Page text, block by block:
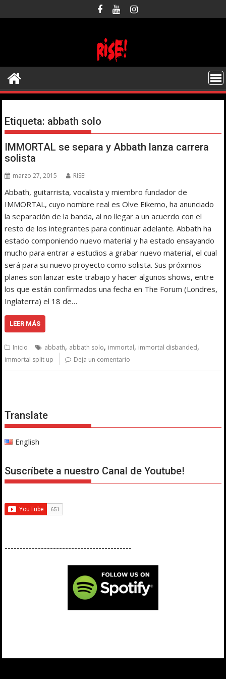
al
Etiqueta: abbath solo
IMMORTAL se separa y Abbath lanza carrera
solista
marzo 27, 2015 RISE!
Abbath, guitarrista, vocalista y miembro fundador de
IMMORTAL, cuyo nombre real es Olve Eikemo, ha anunciado
la separación de la banda, al no llegar a un acuerdo con el
resto de los integrantes para continuar adelante. Abbath ha
estado componiendo nuevo material y ha estado ensayando
mucho para entrar a estudios a grabar nuevo material, el cual
será para su nuevo proyecto como solista. Sus próximos
planes son lanzar este trabajo y hacer algunos shows, entre
los que están confirmados una fecha en The Forum (Londres,
Inglaterra) el 18 de…
LEER MÁS
Inicio abbath, abbath solo, immortal, immortal disbanded,
immortal split up Deja un comentario
Translate
English
Suscríbete a nuestro Canal de Youtube!
------------------------------------------